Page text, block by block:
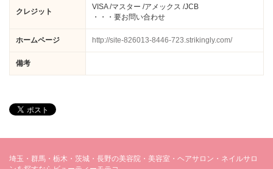
クレジット
VISA /マスター /アメックス /JCB
・・・要お問い合わせ
ホームページ http://site-826013-8446-723.strikingly.com/
備考
埼玉・群馬・栃木・茨城・長野の美容院・美容室・ヘアサロン・ネイルサロ